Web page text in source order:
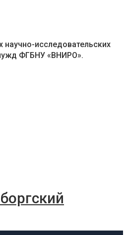
исследовательских
ФГБНУ «ВНИРО».